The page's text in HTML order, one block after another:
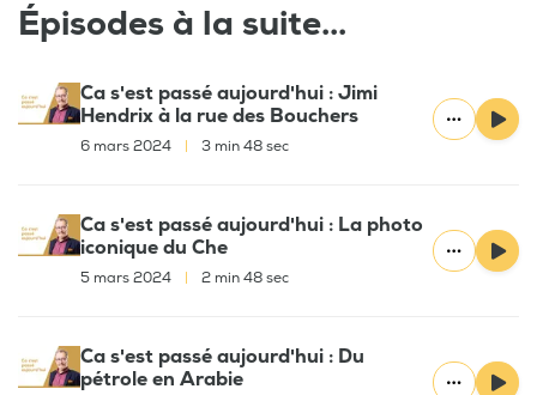
Épisodes à la suite...
Ca s'est passé aujourd'hui : Jimi
Hendrix à la rue des Bouchers
6 mars 2024 3 min 48 sec
Ca s'est passé aujourd'hui : La photo
iconique du Che
5 mars 2024 2 min 48 sec
Ca s'est passé aujourd'hui : Du
pétrole en Arabie